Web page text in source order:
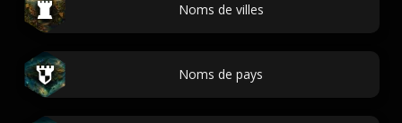
Noms de villes
Noms de pays